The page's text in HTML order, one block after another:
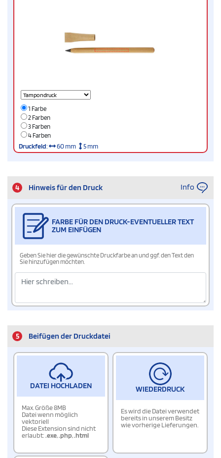
1 Farbe
2 Farben
3 Farben
4 Farben
Druckfeld: 60 mm 5 mm
4 Hinweis für den Druck Info
FARBE FÜR DEN DRUCK-EVENTUELLER TEXT
ZUM EINFÜGEN
Geben Sie hier die gewünschte Druckfarbe an und ggf. den Text den
Sie hinzufügen möchten.
5 Beifügen der Druckdatei
DATEI HOCHLADEN
Max. Größe 8MB
Datei wenn möglich
vektoriell
Diese Extension sind nicht
erlaubt:.exe,.php,.html
WIEDERDRUCK
Es wird die Datei verwendet
bereits in unserem Besitz
wie vorherige Lieferungen.